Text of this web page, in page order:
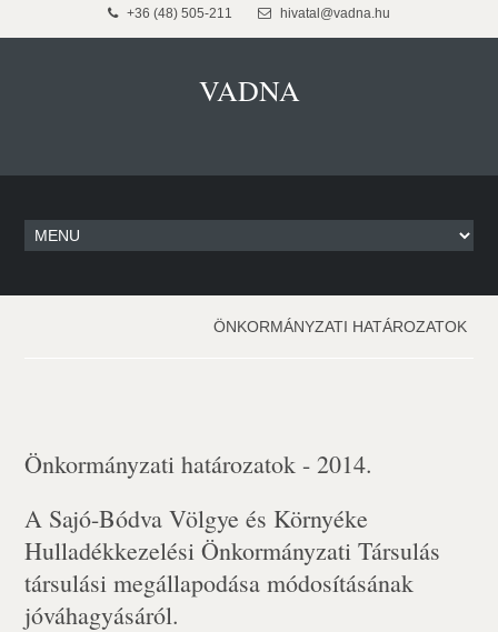
+36 (48) 505-211 hivatal@vadna.hu
VADNA
ÖNKORMÁNYZATI HATÁROZATOK
Önkormányzati határozatok - 2014.
A Sajó-Bódva Völgye és Környéke
Hulladékkezelési Önkormányzati Társulás
társulási megállapodása módosításának
jóváhagyásáról.